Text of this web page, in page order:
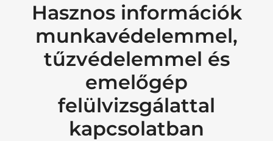
Hasznos információk
munkavédelemmel,
tűzvédelemmel és
emelőgép
felülvizsgálattal
kapcsolatban